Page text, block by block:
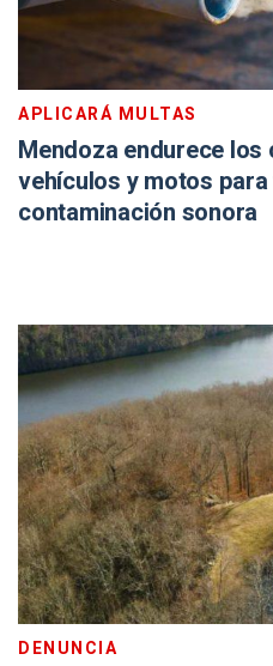
APLICARÁ MULTAS
Mendoza endurece
vehículos y motos
contaminación sonora
DENUNCIA